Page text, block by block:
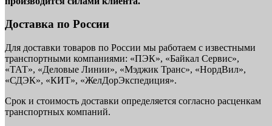
Доставка по России
Для доставки товаров по России мы работаем с известными
транспортными компаниями: «ПЭК», «Байкал Сервис»,
«ТАТ», «Деловые Линии», «Мэджик Транс», «НордВил»,
«СДЭК», «КИТ», «ЖелДорЭкспедиция».
Срок и стоимость доставки определяется согласно расценкам
транспортных компаний.